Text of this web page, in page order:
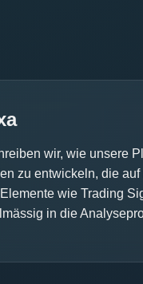
wir, wie unsere
zu entwickeln, die
wie Trading
in die